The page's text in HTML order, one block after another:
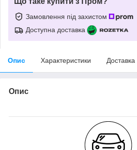
Замовлення під захистом
Доступна доставка
Опис Характеристики Доставка
Опис